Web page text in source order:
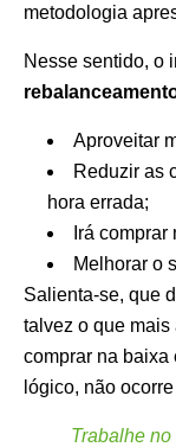
metodologia
Nesse sentido, o
Aproveitar
Reduzir as
hora errada;
Irá
Melhorar o
Salienta-se, que
talvez o que
comprar na baixa
lógico, não
Trabalhe